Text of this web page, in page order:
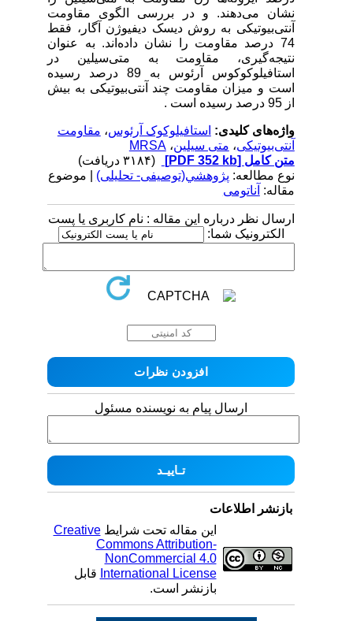
نشان می‌دهند. و در بررسی الگوی مقاومت
آنتی‌بیوتیکی به روش دیسک دیفیوژن آگار، فقط
74 درصد مقاومت را نشان داده‌اند. به عنوان
نتیجه‌گیری، مقاومت به متی‌سیلین در
استافیلوکوکوس آرئوس به 89 درصد رسیده
است و میزان مقاومت چند آنتی‌بیوتیکی به بیش
واژه‌های کلیدی:استافیلوکوک آرئوس،مقاومت
آنتی‌بیوتیکی،متی سیلین،MRSA
متن کامل[PDF 352 kb]
نوع مطالعه:پژوهشي(توصیفی- تحلیلی) | موضوع
مقاله:آناتومی
ارسال نظر درباره این مقاله : نام کاربری یا پست
الکترونیک شما:
ارسال پیام به نویسنده مسئول
بازنشر اطلاعات
این مقاله تحت شرایطCreative
Commons Attribution-
NonCommercial 4.0
International Licenseقابل
بازنشر است.